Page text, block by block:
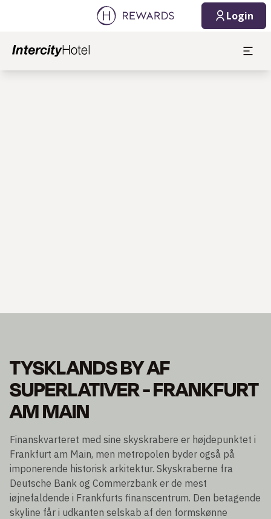
Login
TYSKLANDS BY AF
SUPERLATIVER - FRANKFURT
AM MAIN
Finanskvarteret med sine skyskrabere er højdepunktet i
Frankfurt am Main, men metropolen byder også på
imponerende historisk arkitektur. Skyskraberne fra
Deutsche Bank og Commerzbank er de mest
iøjnefaldende i Frankfurts finanscentrum. Den betagende
skyline får i udkanten selskab af den formskønne